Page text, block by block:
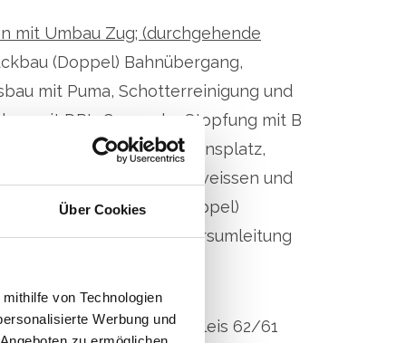
Über Cookies
von Technologien
Werbung und
mit Umbau Zug; (durchgehende
(Doppel) Bahnübergang,
mit Puma, Schotterreinigung und
mit DRL-C, 1. und 2. Stopfung mit B
ab Installationsplatz,
mit Silad, Schienen schweissen und
3. Stopfung. Neubau (Doppel)
Bahnhofstrasse. Verkehrsumleitung
konventionell;Ausbau Gleis 62/61